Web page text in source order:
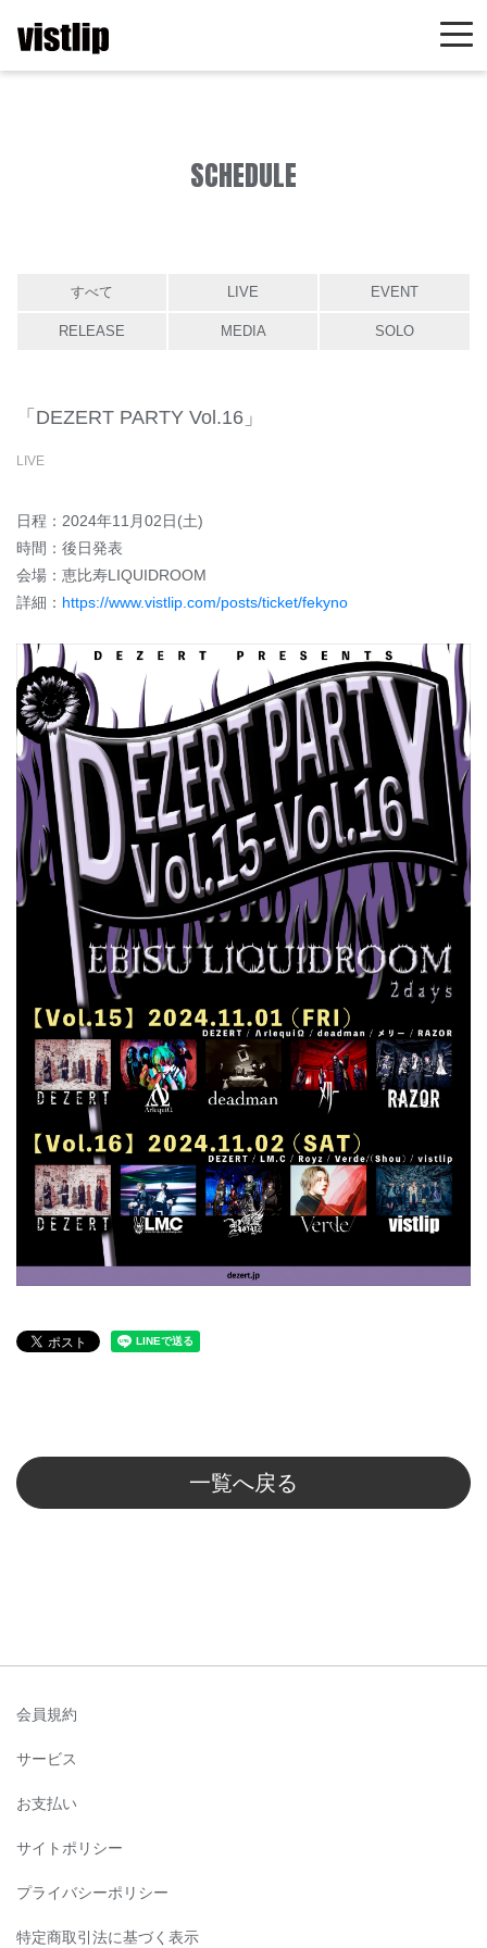
SCHEDULE
すべて LIVE EVENT
RELEASE MEDIA SOLO
「DEZERT PARTY Vol.16」
LIVE
日程：2024年11月02日(土)
時間：後日発表
会場：恵比寿LIQUIDROOM
詳細： https://www.vistlip.com/posts/ticket/fekyno
一覧へ戻る
会員規約
サービス
お支払い
サイトポリシー
プライバシーポリシー
特定商取引法に基づく表示